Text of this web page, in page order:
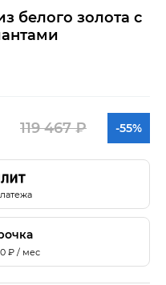
белого золота с
119 467 ₽ -55%
₽ / мес